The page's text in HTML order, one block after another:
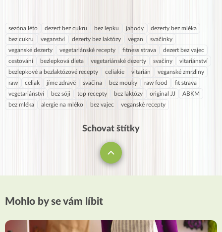
sezóna léto dezert bez cukru bez lepku jahody
dezerty bez mléka
bez cukru
veganství dezerty bez laktózy vegan
svačinky
veganské dezerty
vegetariánské recepty fitness strava
dezert bez vajec
cestování
bezlepková dieta vegetariánské dezerty svačiny
vitariánství
bezlepkové a bezlaktózové recepty
celiakie vitarián
veganské zmrzliny
raw
celiak jíme zdravě svačina bez mouky raw food
fit strava
vegetariánství
bez sóji top recepty bez laktózy original JJ
ABKM
bez mléka
alergie na mléko bez vajec veganské recepty
Schovat štítky
Mohlo by se vám líbit